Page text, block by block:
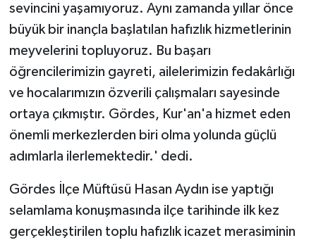
sevincini yaşamıyoruz. Aynı zamanda yıllar önce
büyük bir inançla başlatılan hafızlık hizmetlerinin
meyvelerini topluyoruz. Bu başarı
öğrencilerimizin gayreti, ailelerimizin fedakârlığı
ve hocalarımızın özverili çalışmaları sayesinde
ortaya çıkmıştır. Gördes, Kur'an'a hizmet eden
önemli merkezlerden biri olma yolunda güçlü
adımlarla ilerlemektedir.' dedi.
Gördes İlçe Müftüsü Hasan Aydın ise yaptığı
selamlama konuşmasında ilçe tarihinde ilk kez
gerçekleştirilen toplu hafızlık icazet merasiminin